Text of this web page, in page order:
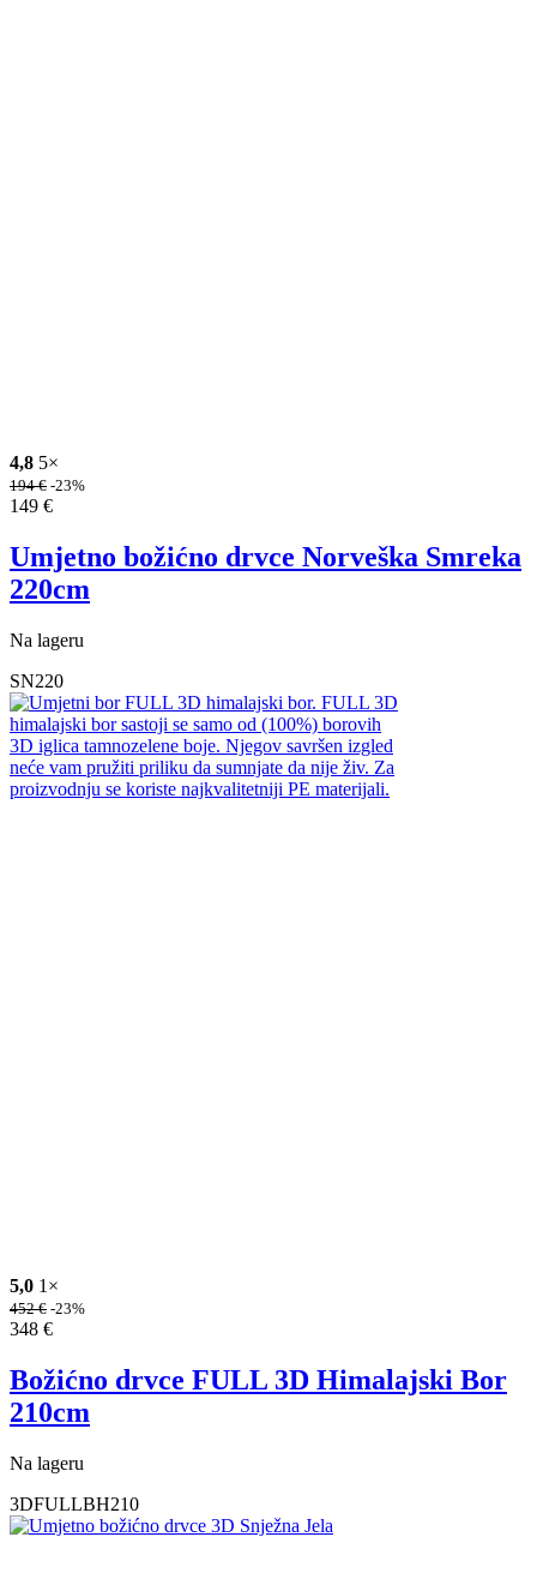
4,8 5×
194€ -23%
149 €
Umjetno božićno drvce Norveška Smreka
220cm
Na lageru
SN220
5,0 1×
452€ -23%
348 €
Božićno drvce FULL 3D Himalajski Bor
210cm
Na lageru
3DFULLBH210